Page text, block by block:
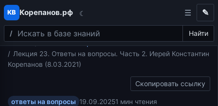
Перейти к содержимому
КВ Корепанов.рф ☾
Поиск Найти
✎
Главная
ответы на вопросы
Лекция 23. Ответы на вопросы. Часть 2. Иерей Константин
Корепанов (8.03.2021)
Скопировать ссылку
ответы на вопросы 19.09.20251 мин чтения